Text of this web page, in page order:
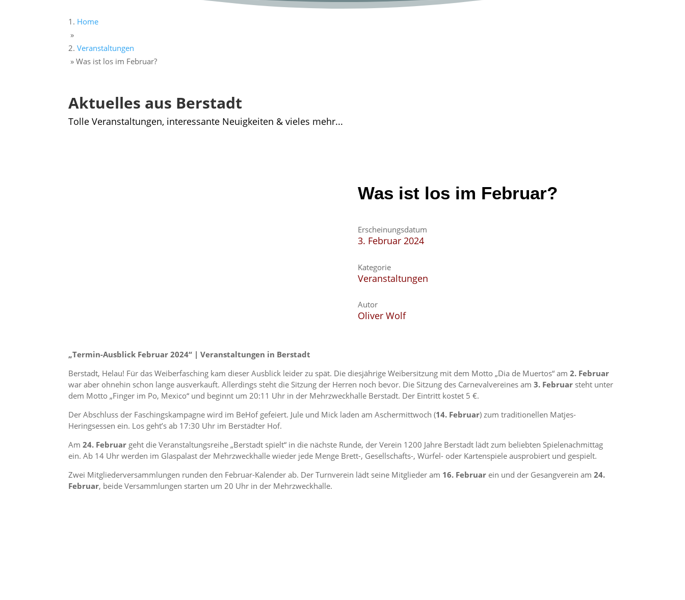
Home
»
Veranstaltungen
»Was ist los im Februar?
Aktuelles aus Berstadt
Tolle Veranstaltungen, interessante Neuigkeiten & vieles mehr...
Was ist los im Februar?
Erscheinungsdatum
3. Februar 2024
Kategorie
Veranstaltungen
Autor
Oliver Wolf
„Termin-Ausblick Februar 2024“ | Veranstaltungen in Berstadt
Berstadt, Helau! Für das Weiberfasching kam dieser Ausblick leider zu spät. Die diesjährige Weibersitzung mit dem Motto „Dia de Muertos“ am2. Februar
war aber ohnehin schon lange ausverkauft. Allerdings steht die Sitzung der Herren noch bevor. Die Sitzung des Carnevalvereines am3. Februar steht unter
dem Motto „Finger im Po, Mexico“ und beginnt um 20:11 Uhr in der Mehrzweckhalle Berstadt. Der Eintritt kostet 5 €.
Der Abschluss der Faschingskampagne wird im BeHof gefeiert. Jule und Mick laden am Aschermittwoch (14. Februar) zum traditionellen Matjes-
Heringsessen ein. Los geht’s ab 17:30 Uhr im Berstädter Hof.
Am24. Februar geht die Veranstaltungsreihe „Berstadt spielt“ in die nächste Runde, der Verein 1200 Jahre Berstadt lädt zum beliebten Spielenachmittag
ein. Ab 14 Uhr werden im Glaspalast der Mehrzweckhalle wieder jede Menge Brett-, Gesellschafts-, Würfel- oder Kartenspiele ausprobiert und gespielt.
Zwei Mitgliederversammlungen runden den Februar-Kalender ab. Der Turnverein lädt seine Mitglieder am 16. Februar ein und der Gesangverein am24.
Februar, beide Versammlungen starten um 20 Uhr in der Mehrzweckhalle.